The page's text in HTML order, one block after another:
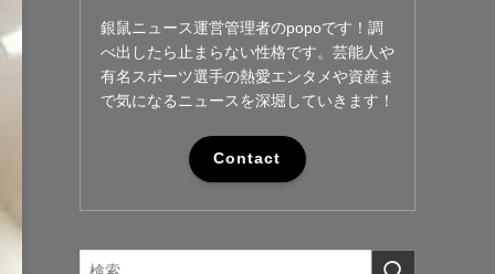
銀鼠ニュース運営管理者のpopoです！調
べ出したら止まらない性格です。芸能人や
有名スポーツ選手の熱愛エンタメや資産ま
で気になるニュースを深堀していきます！
Contact